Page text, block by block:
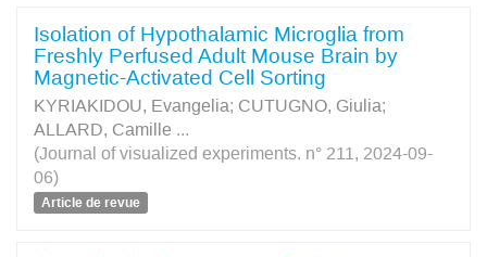
Isolation of Hypothalamic Microglia from
Freshly Perfused Adult Mouse Brain by
Magnetic-Activated Cell Sorting
KYRIAKIDOU, Evangelia; CUTUGNO, Giulia;
ALLARD, Camille ...
(Journal of visualized experiments. n° 211, 2024-09-
06)
Article de revue